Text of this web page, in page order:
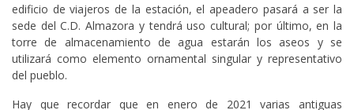
edificio de viajeros de la estación, el apeadero pasará a ser la
sede del C.D. Almazora y tendrá uso cultural; por último, en la
torre de almacenamiento de agua estarán los aseos y se
utilizará como elemento ornamental singular y representativo
del pueblo.
Hay que recordar que en enero de 2021 varias antiguas